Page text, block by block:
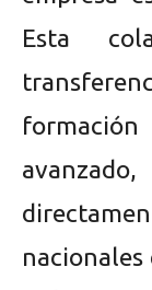
Esta